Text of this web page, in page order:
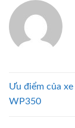
Ưu điểm của
WP350